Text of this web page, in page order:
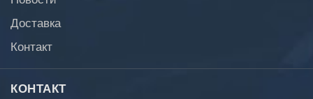
Доставка
Контакт
КОНТАКТ